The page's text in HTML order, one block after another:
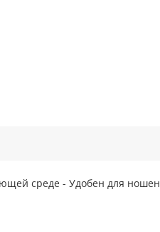
среде - Удобен для